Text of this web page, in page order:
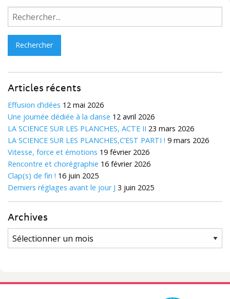
Rechercher :
Articles récents
Effusion d’idées 12 mai 2026
Une journée dédiée à la danse 12 avril 2026
LA SCIENCE SUR LES PLANCHES, ACTE II 23 mars 2026
LA SCIENCE SUR LES PLANCHES,C’EST PARTI ! 9 mars 2026
Vitesse, force et émotions 19 février 2026
Rencontre et chorégraphie 16 février 2026
Clap(s) de fin ! 16 juin 2025
Derniers réglages avant le jour J 3 juin 2025
Archives
Archives